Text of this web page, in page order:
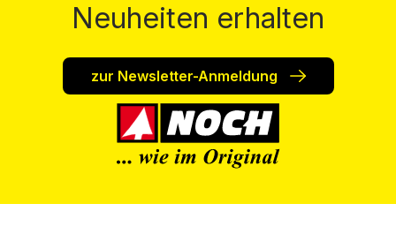
Neuheiten erhalten
zur Newsletter-Anmeldung